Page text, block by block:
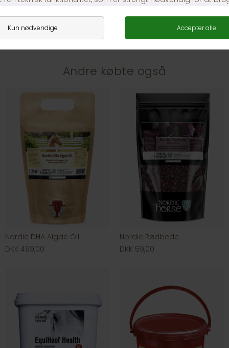
1-3 dages levering
Andre købte også
Nordic DHA Algae Oil
DKK 499,00
Nordic Rødbede
DKK 59,00